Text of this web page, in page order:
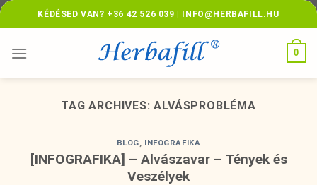
Skip
to
KÉDÉSED VAN? +36 42 526 039 | INFO@HERBAFILL.HU
0
TAG ARCHIVES:ALVÁSPROBLÉMA
BLOG, INFOGRAFIKA
[INFOGRAFIKA] – Alvászavar – Tények és
Veszélyek